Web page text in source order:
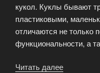
кукол. Куклы бывают
пластиковыми,
отличаются не только
функциональности, а
Читать далее